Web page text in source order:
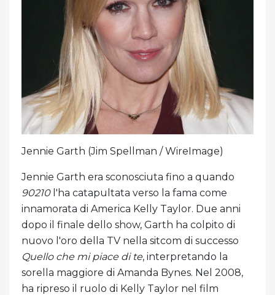
Jennie Garth (Jim Spellman / WireImage)
Jennie Garth era sconosciuta fino a quando
90210l'ha catapultata verso la fama come
innamorata di America Kelly Taylor. Due anni
dopo il finale dello show, Garth ha colpito di
nuovo l'oro della TV nella sitcom di successo
Quello che mi piace di te, interpretando la
sorella maggiore di Amanda Bynes. Nel 2008,
ha ripreso il ruolo di Kelly Taylor nel film